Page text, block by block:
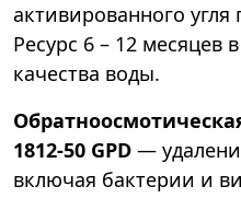
активированного
Ресурс 6 – 12 месяцев
качества воды.
1812-50 GPD —
включая бактерии и